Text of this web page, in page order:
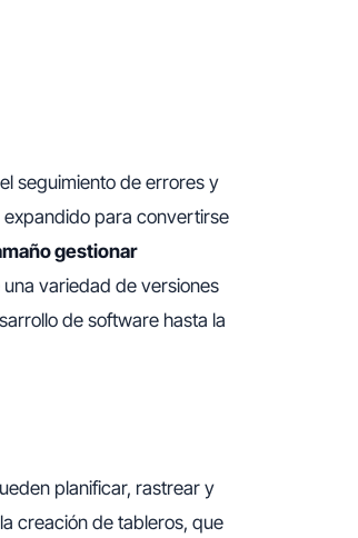
seguimiento de errores y
para convertirse
gestionar
variedad de versiones
de software hasta la
planificar, rastrear y
creación de tableros, que